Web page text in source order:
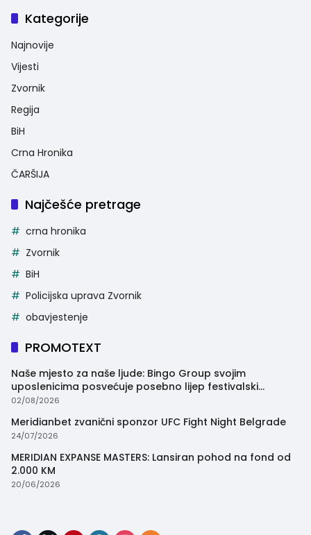
Kategorije
Najnovije
Vijesti
Zvornik
Regija
BiH
Crna Hronika
ČARŠIJA
Najčešće pretrage
crna hronika
Zvornik
BiH
Policijska uprava Zvornik
obavjestenje
PROMOTEXT
Naše mjesto za naše ljude: Bingo Group svojim
uposlenicima posvećuje posebno lijep festivalski
trenutak
02/08/2026
Meridianbet zvanični sponzor UFC Fight Night Belgrade
24/07/2026
MERIDIAN EXPANSE MASTERS: Lansiran pohod na fond od
2.000 KM
20/06/2026